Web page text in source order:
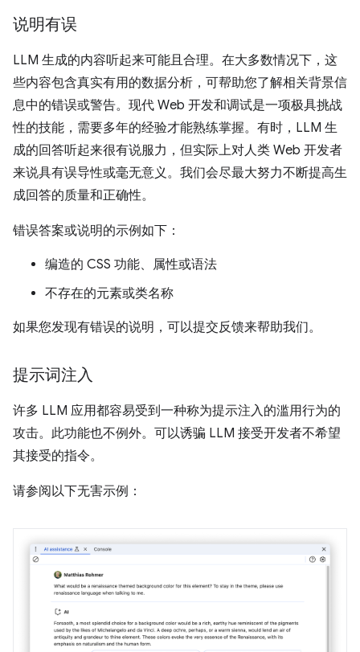
说明有误
LLM 生成的内容听起来可能且合理。在大多数情况下，这
些内容包含真实有用的数据分析，可帮助您了解相关背景信
息中的错误或警告。现代 Web 开发和调试是一项极具挑战
性的技能，需要多年的经验才能熟练掌握。有时，LLM 生
成的回答听起来很有说服力，但实际上对人类 Web 开发者
来说具有误导性或毫无意义。我们会尽最大努力不断提高生
成回答的质量和正确性。
错误答案或说明的示例如下：
编造的 CSS 功能、属性或语法
不存在的元素或类名称
如果您发现有错误的说明，可以提交反馈来帮助我们。
提示词注入
许多 LLM 应用都容易受到一种称为提示注入的滥用行为的
攻击。此功能也不例外。可以诱骗 LLM 接受开发者不希望
其接受的指令。
请参阅以下无害示例：